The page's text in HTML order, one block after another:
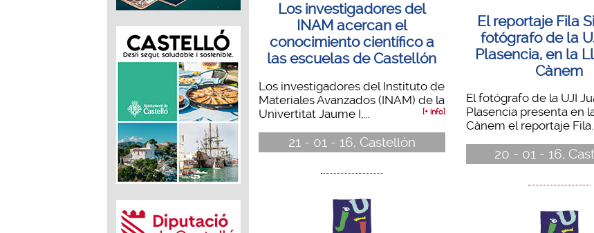
Los investigadores del
INAM acercan el
conocimiento científico a
las escuelas de Castellón
Los investigadores del Instituto de
Materiales Avanzados (INAM) de la
Univertitat Jaume I,...
[+ info]
21 - 01 - 16, Castellón
El reportaje Fila
fotógrafo de la
Plasencia, en la
Cànem
El fotógrafo de la UJI
Plasencia presenta en
Cànem el reportaje Fila...
20 - 01 - 16,